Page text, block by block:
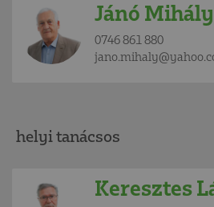
Jánó Mihály
0746 861 880
helyi tanácsos
Keresztes